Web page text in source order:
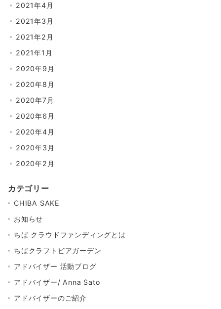
2021年4月
2021年3月
2021年2月
2021年1月
2020年9月
2020年8月
2020年7月
2020年6月
2020年4月
2020年3月
2020年2月
カテゴリー
CHIBA SAKE
お知らせ
ちば クラウドファンディングとは
ちばクラフトビアガーデン
アドバイザー 活動ブログ
アドバイザー/ Anna Sato
アドバイザーのご紹介